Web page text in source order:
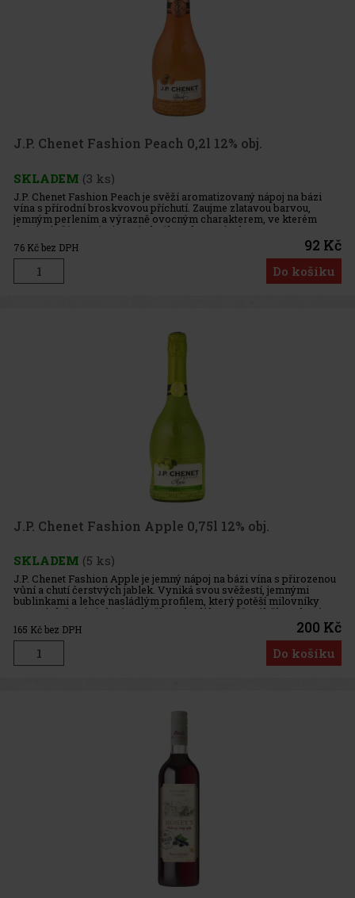
J.P. Chenet Fashion Peach 0,2l 12% obj.
SKLADEM (3 ks)
J.P. Chenet Fashion Peach je svěží aromatizovaný nápoj na bázi
vína s přírodní broskvovou příchutí. Zaujme zlatavou barvou,
jemným perlením a výrazně ovocným charakterem, ve kterém
dominuje šťavnatá a jemná chuť broskve. Výroba: Hrozny
pocházejí z
76 Kč bez DPH 92 Kč
Do košíku
J.P. Chenet Fashion Apple 0,75l 12% obj.
SKLADEM (5 ks)
J.P. Chenet Fashion Apple je jemný nápoj na bázi vína s přirozenou
vůní a chutí čerstvých jablek. Vyniká svou svěžestí, jemnými
bublinkami a lehce nasládlým profilem, který potěší milovníky
ovocných šumivých vín. Skvěle se hodí k osvěžení během letní
165 Kč bez DPH 200 Kč
Do košíku